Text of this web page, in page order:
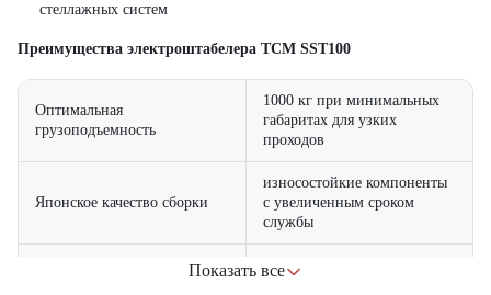
стеллажных систем
Преимущества электроштабелера TCM SST100
Оптимальная
грузоподъемность
1000 кг при минимальных
габаритах для узких
проходов
Японское качество сборки
износостойкие компоненты
с увеличенным сроком
службы
Энергоэффективный привод
экономия до 20% энергии
Показать все